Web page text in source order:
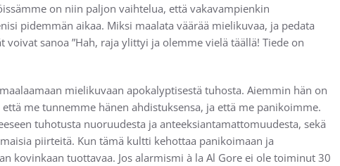
on niin paljon vaihtelua, että vakavampienkin
pidemmän aikaa. Miksi maalata väärää mielikuvaa, ja pedata
sanoa ”Hah, raja ylittyi ja olemme vielä täällä! Tiede on
mielikuvaan apokalyptisestä tuhosta. Aiemmin hän on
me tunnemme hänen ahdistuksensa, ja että me panikoimme.
tuhotusta nuoruudesta ja anteeksiantamattomuudesta, sekä
piirteitä. Kun tämä kultti kehottaa panikoimaan ja
kovinkaan tuottavaa. Jos alarmismi à la Al Gore ei ole toiminut 30